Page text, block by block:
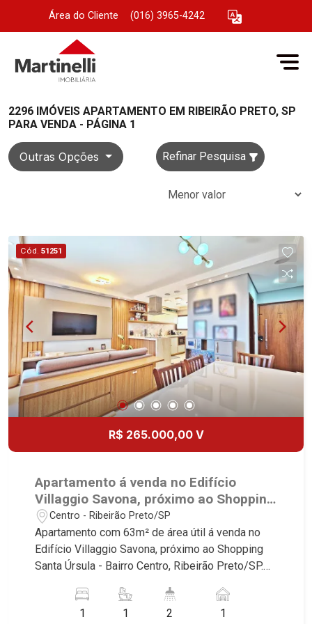
Área do Cliente (016) 3965-4242
2296 IMÓVEIS APARTAMENTO EM RIBEIRÃO PRETO, SP
PARA VENDA - PÁGINA 1
Outras Opções Refinar Pesquisa
Cód. 51251
R$ 265.000,00 V
Apartamento á venda no Edifício
Villaggio Savona, próximo ao Shopping
Santa Úrsula - Ribeirão Preto/SP.
Centro - Ribeirão Preto/SP
Apartamento com 63m² de área útil á venda no
Edifício Villaggio Savona, próximo ao Shopping
Santa Úrsula - Bairro Centro, Ribeirão Preto/SP.
Martinelli Imobiliária selecionou para você: -
63m² de área útil - 1 suíte com armário e ar-
1 1 2 1